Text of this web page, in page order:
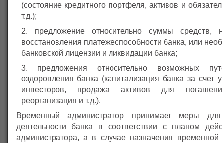
(состояние кредитного портфеля, активов и
т.д.);
предложение относительно суммы средств,
восстановления платежеспособности банка, или
банковской лицензии и ликвидации банка;
предложения относительно возможных
оздоровления банка (капитализация банка за счет
инвесторов, продажа активов для
реорганизация и т.д.).
Временный администратор принимает меры для
деятельности банка в соответствии с планом
администратора, а в случае назначения